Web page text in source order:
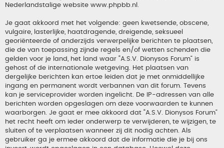
Nederlandstalige website www.phpbb.nl
Je gaat akkoord met het volgende: geen kwetsende, obscene,
vulgaire, lasterlijke, haatdragende, dreigende, seksueel
georiënteerde of anderzijds verwerpelijke berichten te plaatsen,
die de van toepassing zijnde regels en/of wetten schenden die
gelden voor je land, het land waar “A.S.V. Dionysos Forum” is
gehost of de internationale wetgeving. Het plaatsen van
dergelijke berichten kan ertoe leiden dat je met onmiddellijke
ingang en permanent wordt verbannen van dit forum. Tevens
kan je serviceprovider worden ingelicht. De IP-adressen van alle
berichten worden opgeslagen om deze voorwaarden te kunnen
waarborgen. Je gaat er mee akkoord dat “A.S.V. Dionysos Forum”
het recht heeft om ieder onderwerp te verwijderen, te wijzigen, te
sluiten of te verplaatsen wanneer zij dit nodig achten. Als
gebruiker ga je ermee akkoord dat de informatie die je bij ons